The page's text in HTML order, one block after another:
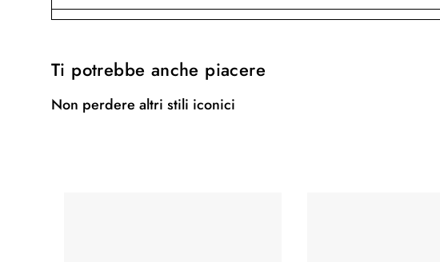
Ti potrebbe anche piacere
Non perdere altri stili iconici